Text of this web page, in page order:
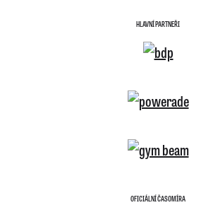
HLAVNÍ PARTNEŘI
OFICIÁLNÍ ČASOMÍRA